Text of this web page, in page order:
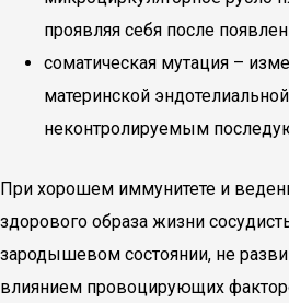
проявляя себя после
соматическая мутация –
материнской
неконтролируемым
При хорошем иммунитете и
здорового образа жизни
зародышевом состоянии, не
влиянием провоцирующих